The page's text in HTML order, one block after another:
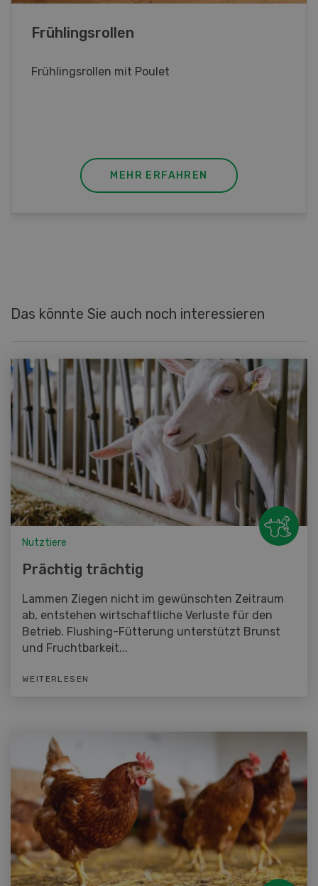
Poulet mit Spinat-Dörrtomaten-
MEHR ERFAHREN
Das könnte Sie auch noch interessieren
Nutztiere
Prächtig trächtig
Lammen Ziegen nicht im gewünschten Zeitraum
ab, entstehen wirtschaftliche Verluste für den
Betrieb. Flushing-Fütterung unterstützt Brunst
und Fruchtbarkeit...
WEITERLESEN